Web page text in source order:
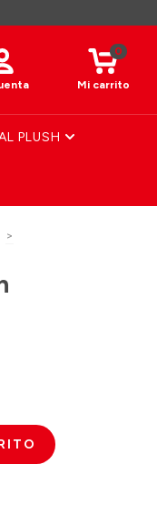
Mi carrito
0
PLUSH
>